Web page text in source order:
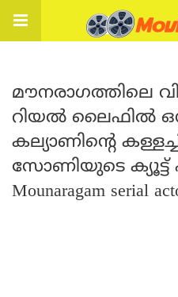
മൗനരാഗത്തിലെ
റിയൽ ലൈഫിൽ
കല്യാണിന്റെ
സോണിയുടെ
Mounaragam serial